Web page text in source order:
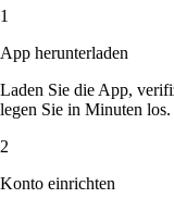
1
App herunterladen
Laden Sie die App,
legen Sie in Minuten los.
2
Konto einrichten